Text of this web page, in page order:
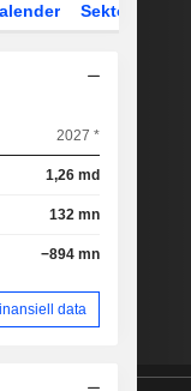
Sektor
2027 *
1,26 md
132 mn
−894 mn
data